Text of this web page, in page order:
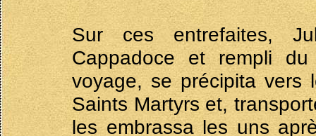
Sur ces entrefaites,
Cappadoce et rempli
voyage, se précipita vers
Saints Martyrs et,
les embrassa les uns